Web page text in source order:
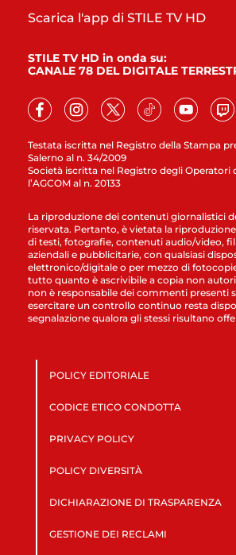
Testata iscritta nel Registro della Stampa
Salerno al n. 34/2009
Società iscritta nel Registro degli Operatori
l’AGCOM al n. 20133
Scarica l'app di STILE TV HD
STILE TV HD in onda su:
CANALE 78 DEL DIGITALE
La riproduzione dei contenuti giornalistici
riservata. Pertanto, è vietata la riproduzione
di testi, fotografie, contenuti audio/video,
aziendali e pubblicitarie, con qualsiasi
elettronico/digitale o per mezzo di
tutto quanto è ascrivibile a copia non
non è responsabile dei commenti presenti
esercitare un controllo continuo resta
segnalazione qualora gli stessi risultano
POLICY EDITORIALE
CODICE ETICO CONDOTTA
PRIVACY POLICY
POLICY DIVERSITÀ
DICHIARAZIONE DI TRASPARENZA
GESTIONE DEI RECLAMI